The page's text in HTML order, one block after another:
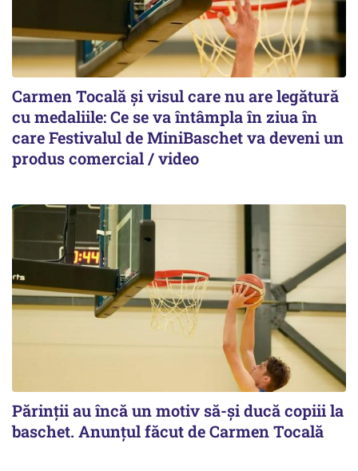
Carmen Tocală și visul care nu are legătură
cu medaliile: Ce se va întâmpla în ziua în
care Festivalul de MiniBaschet va deveni un
produs comercial / video
Părinții au încă un motiv să-și ducă copiii la
baschet. Anunțul făcut de Carmen Tocală